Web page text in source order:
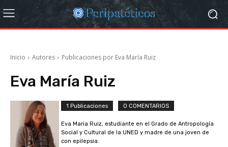
Inicio Autores Publicaciones por Eva María Ruiz
Eva María Ruiz
1 Publicaciones 0 COMENTARIOS
Eva Maria Ruiz, estudiante en el Grado de Antropología
Social y Cultural de la UNED y madre de una joven de
con epilepsia.